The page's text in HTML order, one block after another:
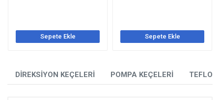
DİREKSİYON KEÇELERİ POMPA KEÇELERİ
Sepete Ekle Sepete Ekle